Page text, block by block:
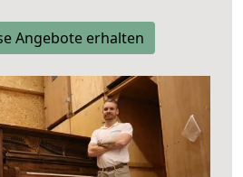
Angebote erhalten